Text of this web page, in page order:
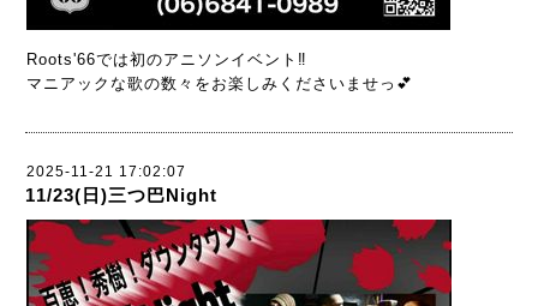
Roots'66では初のアニソンイベント‼️
マニアックな歌の数々をお楽しみくださいませっ💕
2025-11-21 17:02:07
11/23(日)三つ巴Night